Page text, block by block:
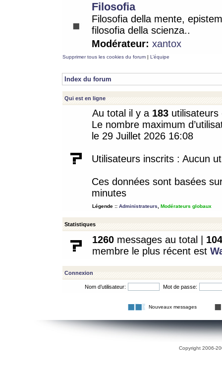
Filosofia
Filosofia della mente,
filosofia della scienza..
Modérateur: xantox
Supprimer tous les cookies du forum | L’équipe
Index du forum
Qui est en ligne
Au total il y a 183
Le nombre maximum
le 29 Juillet 2026 16:08
Utilisateurs inscrits : Aucun
Ces données sont basées
minutes
Légende :: Administrateurs Modérateurs globaux
Statistiques
1260 messages au total | 104
membre le plus récent est
Connexion
Nom d’utilisateur: Mot de passe:
Nouveaux messages
Copyright 2006-